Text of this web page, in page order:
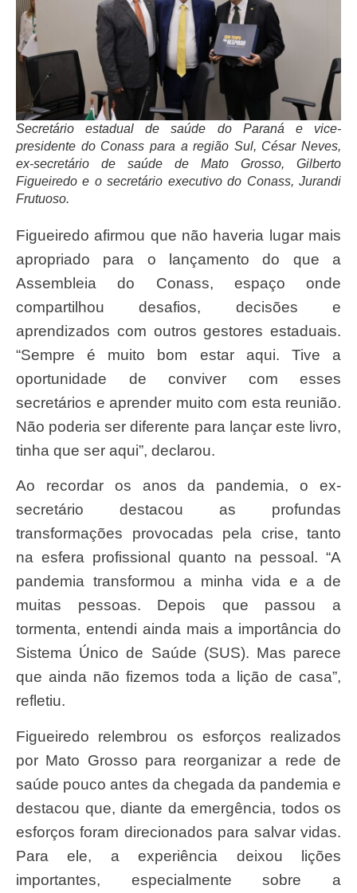
Secretário estadual de saúde do Paraná e vice-
presidente do Conass para a região Sul, César Neves,
ex-secretário de saúde de Mato Grosso, Gilberto
Figueiredo e o secretário executivo do Conass, Jurandi
Frutuoso.
Figueiredo afirmou que não haveria lugar mais
apropriado para o lançamento do que a
Assembleia do Conass, espaço onde
compartilhou desafios, decisões e
aprendizados com outros gestores estaduais.
“Sempre é muito bom estar aqui. Tive a
oportunidade de conviver com esses
secretários e aprender muito com esta reunião.
Não poderia ser diferente para lançar este livro,
tinha que ser aqui”, declarou.
Ao recordar os anos da pandemia, o ex-
secretário destacou as profundas
transformações provocadas pela crise, tanto
na esfera profissional quanto na pessoal. “A
pandemia transformou a minha vida e a de
muitas pessoas. Depois que passou a
tormenta, entendi ainda mais a importância do
Sistema Único de Saúde (SUS). Mas parece
que ainda não fizemos toda a lição de casa”,
refletiu.
Figueiredo relembrou os esforços realizados
por Mato Grosso para reorganizar a rede de
saúde pouco antes da chegada da pandemia e
destacou que, diante da emergência, todos os
esforços foram direcionados para salvar vidas.
Para ele, a experiência deixou lições
importantes, especialmente sobre a